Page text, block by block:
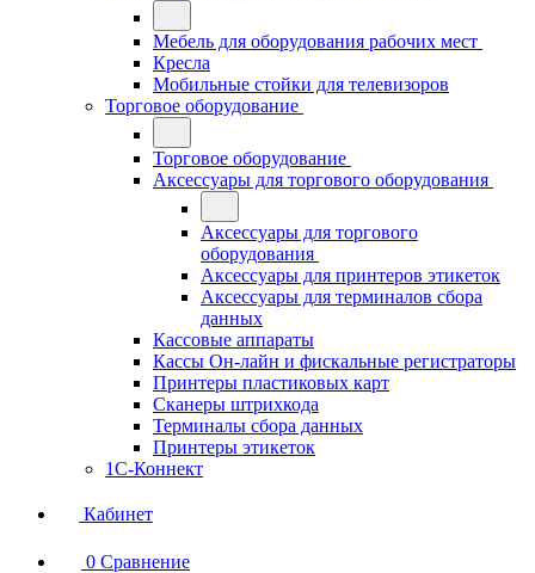
Мебель для оборудования рабочих мест
Кресла
Мобильные стойки для телевизоров
Торговое оборудование
Торговое оборудование
Аксессуары для торгового оборудования
Аксессуары для торгового
оборудования
Аксессуары для принтеров этикеток
Аксессуары для терминалов сбора
данных
Кассовые аппараты
Кассы Он-лайн и фискальные регистраторы
Принтеры пластиковых карт
Сканеры штрихкода
Терминалы сбора данных
Принтеры этикеток
1С-Коннект
Кабинет
0 Сравнение